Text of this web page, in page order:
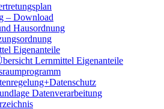
– Download
Hausordnung
Eigenanteile
Lernmittel Eigenanteile
Datenverarbeitung